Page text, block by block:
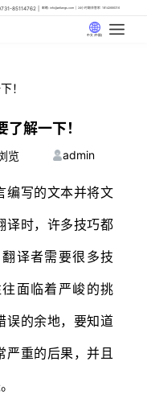
85114762 邮箱: info@artlangs.com 24小时翻译管家: 18142666316
中文 (中国)
！
解一下！
览 admin
写的文本并将文
译时，许多技巧都
译者需要很多技
面临着严峻的挑
误的余地，要知道
严重的后果，并且